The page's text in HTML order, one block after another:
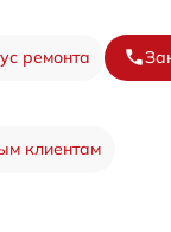
ремонта
клиентам